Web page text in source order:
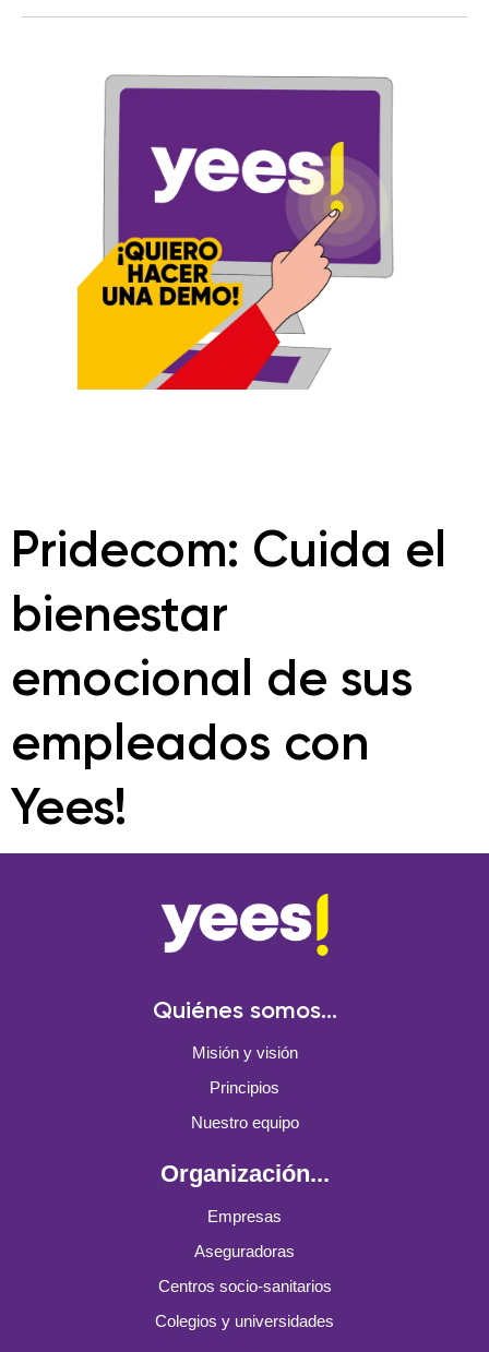
Pridecom: Cuida el
bienestar
emocional de sus
empleados con
Yees!
Quiénes somos...
Misión y visión
Principios
Nuestro equipo
Organización...
Empresas
Aseguradoras
Centros socio-sanitarios
Colegios y universidades